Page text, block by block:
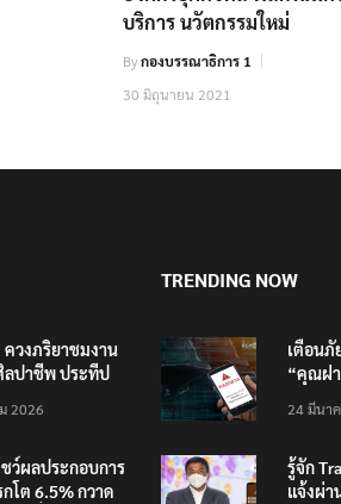
บริการ นวัตกรรมใหม่
Byกองบรรณาธิการ 1
30 มิถุนายน 2021
ควงภริยาชมงาน
ลปาชีพ ประทีป
2026
ว์ผลประกอบการ
โต 6.5% กวาด
TRENDING NOW
เตือนภั
“คุณฝา
24 มีนา
รู้จัก
แจ้งผ่า